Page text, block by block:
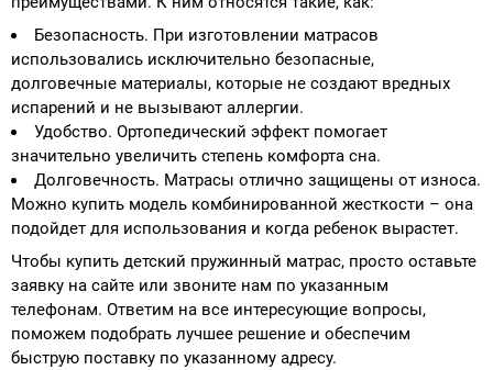
Безопасность. При изготовлении матрасов
использовались исключительно безопасные,
долговечные материалы, которые не создают вредных
испарений и не вызывают аллергии.
Удобство. Ортопедический эффект помогает
значительно увеличить степень комфорта сна.
Долговечность. Матрасы отлично защищены от износа.
Можно купить модель комбинированной жесткости – она
подойдет для использования и когда ребенок вырастет.
Чтобы купить детский пружинный матрас, просто оставьте
заявку на сайте или звоните нам по указанным
телефонам. Ответим на все интересующие вопросы,
поможем подобрать лучшее решение и обеспечим
быструю поставку по указанному адресу.